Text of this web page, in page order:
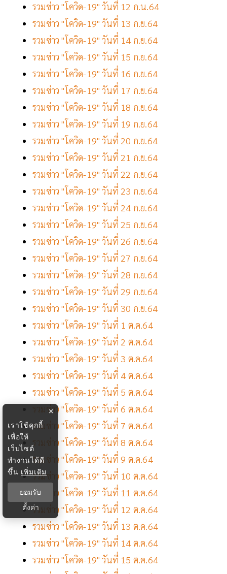
รวมข่าว "โควิด-19" วันที่ 12 ก.น.64
รวมข่าว "โควิด-19" วันที่ 13 ก.ย.64
รวมข่าว "โควิด-19" วันที่ 14 ก.ย.64
รวมข่าว "โควิด-19" วันที่ 15 ก.ย.64
รวมข่าว "โควิด-19" วันที่ 16 ก.ย.64
รวมข่าว "โควิด-19" วันที่ 17 ก.ย.64
รวมข่าว "โควิด-19" วันที่ 18 ก.ย.64
รวมข่าว "โควิด-19" วันที่ 19 ก.ย.64
รวมข่าว "โควิด-19" วันที่ 20 ก.ย.64
รวมข่าว "โควิด-19" วันที่ 21 ก.ย.64
รวมข่าว "โควิด-19" วันที่ 22 ก.ย.64
รวมข่าว "โควิด-19" วันที่ 23 ก.ย.64
รวมข่าว "โควิด-19" วันที่ 24 ก.ย.64
รวมข่าว "โควิด-19" วันที่ 25 ก.ย.64
รวมข่าว "โควิด-19" วันที่ 26 ก.ย.64
รวมข่าว "โควิด-19" วันที่ 27 ก.ย.64
รวมข่าว "โควิด-19" วันที่ 28 ก.ย.64
รวมข่าว "โควิด-19" วันที่ 29 ก.ย.64
รวมข่าว "โควิด-19" วันที่ 30 ก.ย.64
รวมข่าว "โควิด-19" วันที่ 1 ต.ค.64
รวมข่าว "โควิด-19" วันที่ 2 ต.ค.64
รวมข่าว "โควิด-19" วันที่ 3 ต.ค.64
รวมข่าว "โควิด-19" วันที่ 4 ต.ค.64
รวมข่าว "โควิด-19" วันที่ 5 ต.ค.64
รวมข่าว "โควิด-19" วันที่ 6 ต.ค.64
รวมข่าว "โควิด-19" วันที่ 7 ต.ค.64
รวมข่าว "โควิด-19" วันที่ 8 ต.ค.64
รวมข่าว "โควิด-19" วันที่ 9 ต.ค.64
รวมข่าว "โควิด-19" วันที่ 10 ต.ค.64
รวมข่าว "โควิด-19" วันที่ 11 ต.ค.64
รวมข่าว "โควิด-19" วันที่ 12 ต.ค.64
รวมข่าว "โควิด-19" วันที่ 13 ต.ค.64
รวมข่าว "โควิด-19" วันที่ 14 ต.ค.64
รวมข่าว "โควิด-19" วันที่ 15 ต.ค.64
×
เราใช้คุกกี้
เพื่อให้
เว็บไซต์
ทำงานได้ดี
ขึ้น เพิ่มเติม
ยอมรับ
ตั้งค่า